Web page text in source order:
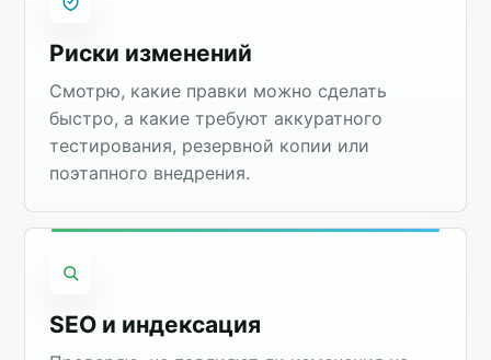
Риски изменений
Смотрю, какие правки можно сделать
быстро, а какие требуют аккуратного
тестирования, резервной копии или
поэтапного внедрения.
SEO и индексация